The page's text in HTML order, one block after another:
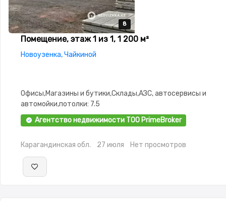
8
8
8
8
8
Помещение, этаж 1 из 1, 1 200 м²
Новоузенка, Чайкиной
Офисы,Магазины и бутики,Склады,АЗС, автосервисы и
автомойки,потолки: 7.5
Агентство недвижимости ТОО PrimeBroker
Карагандинская обл. 27 июля Нет просмотров